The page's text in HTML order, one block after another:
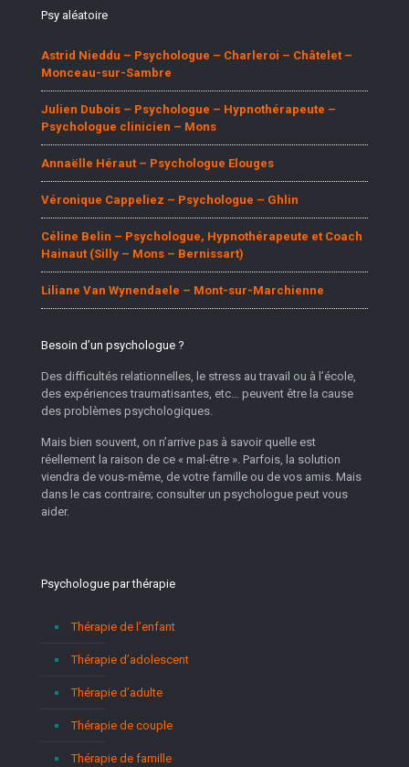
Psy aléatoire
Astrid Nieddu – Psychologue – Charleroi – Châtelet –
Monceau-sur-Sambre
Julien Dubois – Psychologue – Hypnothérapeute –
Psychologue clinicien – Mons
Annaëlle Héraut – Psychologue Elouges
Véronique Cappeliez – Psychologue – Ghlin
Céline Belin – Psychologue, Hypnothérapeute et Coach
Hainaut (Silly – Mons – Bernissart)
Liliane Van Wynendaele – Mont-sur-Marchienne
Besoin d’un psychologue ?
Des difficultés relationnelles, le stress au travail ou à l’école,
des expériences traumatisantes, etc… peuvent être la cause
des problèmes psychologiques.
Mais bien souvent, on n’arrive pas à savoir quelle est
réellement la raison de ce « mal-être ». Parfois, la solution
viendra de vous-même, de votre famille ou de vos amis. Mais
dans le cas contraire; consulter un psychologue peut vous
aider.
Psychologue par thérapie
Thérapie de l’enfant
Thérapie d’adolescent
Thérapie d’adulte
Thérapie de couple
Thérapie de famille